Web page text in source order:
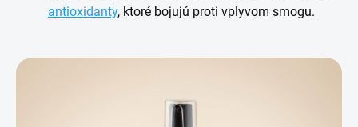
antioxidanty, ktoré bojujú proti vplyvom smogu.